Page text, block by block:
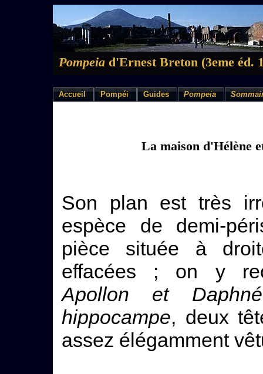
Pompeia d'Ernest Breton (3eme éd.
Accueil Pompéi Guides Pompeia
La maison d'Hélène
Son plan est très
espèce de demi-
pièce située à
effacées ; on y
Apollon et Daphné
hippocampe, deux
assez élégamment